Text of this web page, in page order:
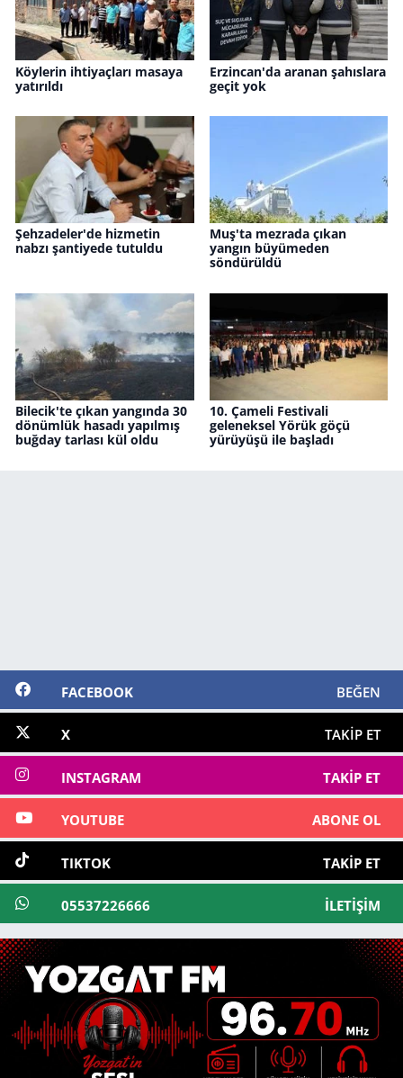
Köylerin ihtiyaçları masaya
yatırıldı
Erzincan'da aranan şahıslara
geçit yok
Şehzadeler'de hizmetin
nabzı şantiyede tutuldu
Muş'ta mezrada çıkan
yangın büyümeden
söndürüldü
Bilecik'te çıkan yangında 30
dönümlük hasadı yapılmış
buğday tarlası kül oldu
10. Çameli Festivali
geleneksel Yörük göçü
yürüyüşü ile başladı
FACEBOOK BEĞEN
X TAKIP ET
INSTAGRAM TAKIP ET
YOUTUBE ABONE OL
TIKTOK TAKIP ET
05537226666 İLETIŞIM